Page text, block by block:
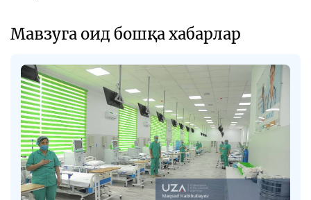
Мавзуга оид бошқа хабарлар